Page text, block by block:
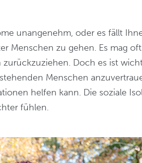
unangenehm, oder es fällt
Menschen zu gehen. Es mag oft
Doch es ist
Menschen
helfen kann. Die soziale
fühlen.